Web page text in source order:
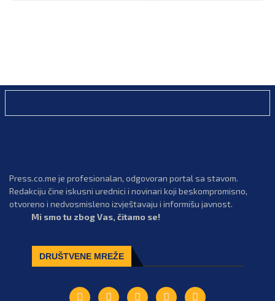
Press.co.me je profesionalan, odgovoran portal sa stavom.
Redakciju čine iskusni urednici i novinari koji beskompromisno,
otvoreno i nedvosmisleno izvještavaju i informišu javnost.
Mi smo tu zbog Vas, čitamo se!
DRUŠTVENE MREŽE